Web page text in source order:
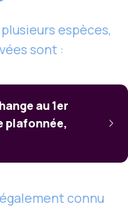
espèces,
sont :
au 1er
plafonnée,
connu